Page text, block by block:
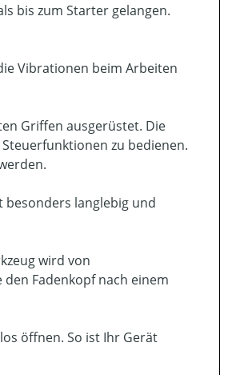
bis zum Starter gelangen.
Vibrationen beim Arbeiten
Griffen ausgerüstet. Die
zu bedienen.
langlebig und
wird von
Fadenkopf nach einem
öffnen. So ist Ihr Gerät